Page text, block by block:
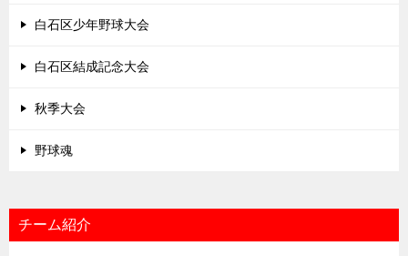
白石区少年野球大会
白石区結成記念大会
秋季大会
野球魂
チーム紹介